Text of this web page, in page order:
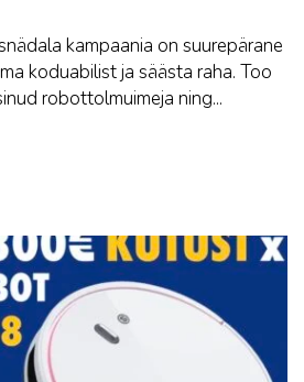
kampaania on suurepärane
koduabilist ja säästa raha. Too
robottolmuimeja ning...